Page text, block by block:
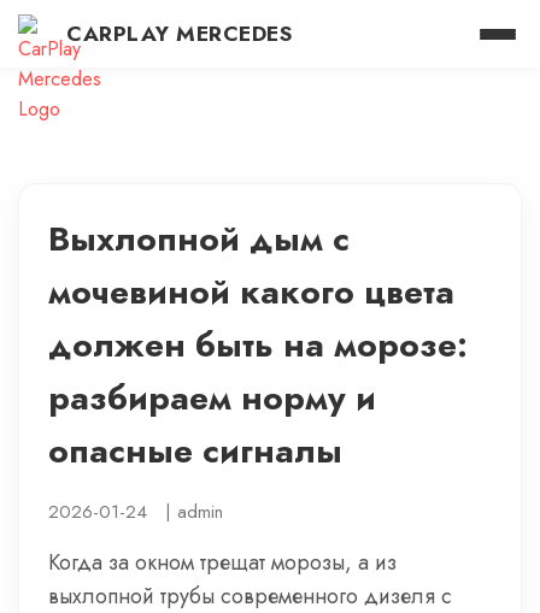
CARPLAY MERCEDES
Выхлопной дым с
мочевиной какого цвета
должен быть на морозе:
разбираем норму и
опасные сигналы
2026-01-24 | admin
Когда за окном трещат морозы, а из
выхлопной трубы современного дизеля с